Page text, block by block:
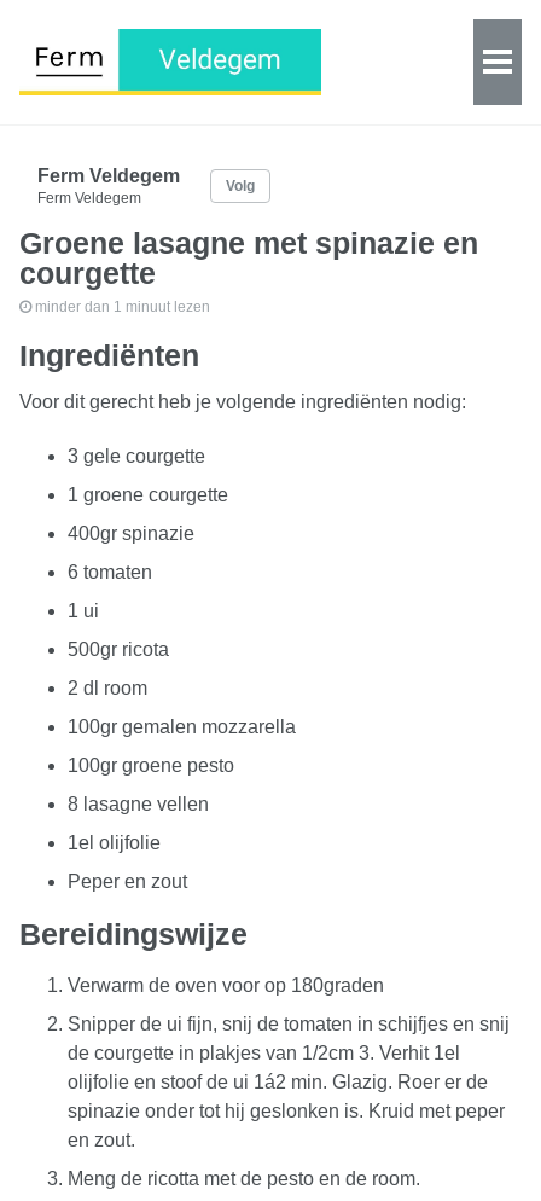
Ferm Veldegem
Ferm Veldegem
Volg
Groene lasagne met spinazie en
courgette
minder dan 1 minuut lezen
Ingrediënten
Voor dit gerecht heb je volgende ingrediënten nodig:
3 gele courgette
1 groene courgette
400gr spinazie
6 tomaten
1 ui
500gr ricota
2 dl room
100gr gemalen mozzarella
100gr groene pesto
8 lasagne vellen
1el olijfolie
Peper en zout
Bereidingswijze
Verwarm de oven voor op 180graden
Snipper de ui fijn, snij de tomaten in schijfjes en snij
de courgette in plakjes van 1/2cm 3. Verhit 1el
olijfolie en stoof de ui 1á2 min. Glazig. Roer er de
spinazie onder tot hij geslonken is. Kruid met peper
en zout.
Meng de ricotta met de pesto en de room.